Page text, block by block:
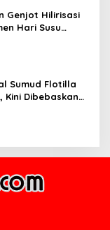
Genjot Hilirisasi
Hari Susu
Sumud Flotilla
Kini Dibebaskan